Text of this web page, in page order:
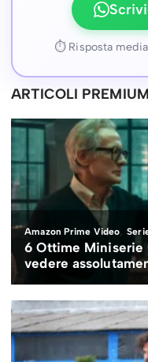
⏱ Risposta
ARTICOLI PREMIUM